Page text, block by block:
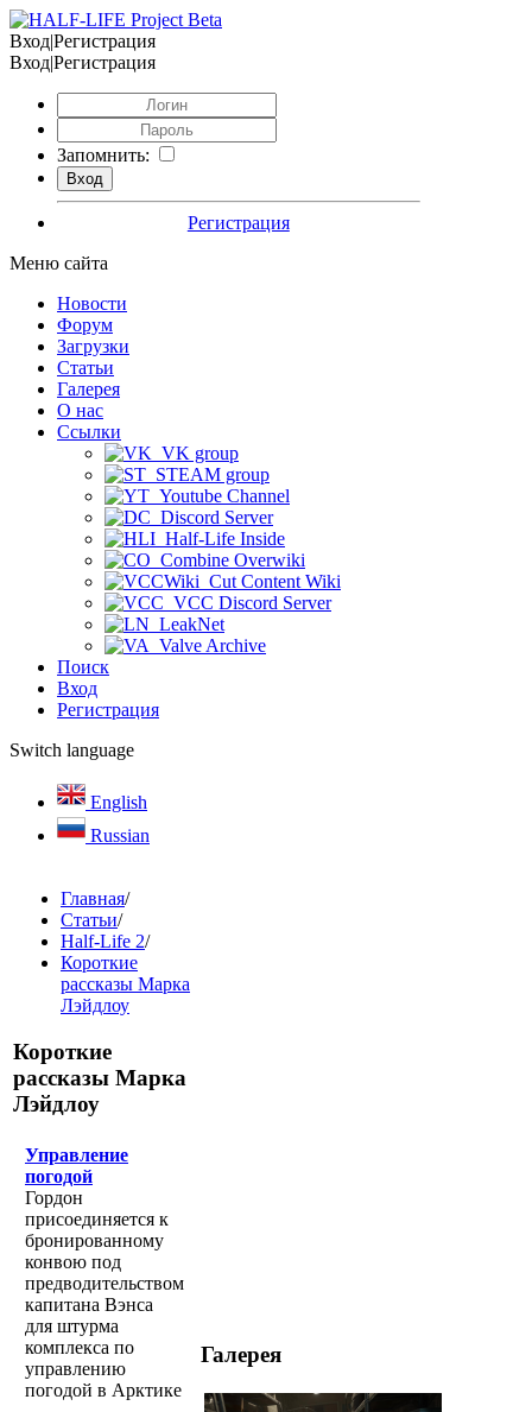
Вход|Регистрация
Вход|Регистрация
Запомнить:
Регистрация
Меню сайта
Новости
Форум
Загрузки
Статьи
Галерея
О нас
Ссылки
VK group
STEAM group
Youtube Channel
Discord Server
Half-Life Inside
Combine Overwiki
Cut Content Wiki
VCC Discord Server
LeakNet
Valve Archive
Поиск
Вход
Регистрация
Switch language
English
Russian
Главная/
Статьи/
Half-Life 2/
Короткие
рассказы Марка
Лэйдлоу
Короткие
рассказы Марка
Лэйдлоу
Управление
погодой
Гордон
присоединяется к
бронированному
конвою под
предводительством
капитана Вэнса
для штурма
комплекса по
управлению
погодой в Арктике
Галерея